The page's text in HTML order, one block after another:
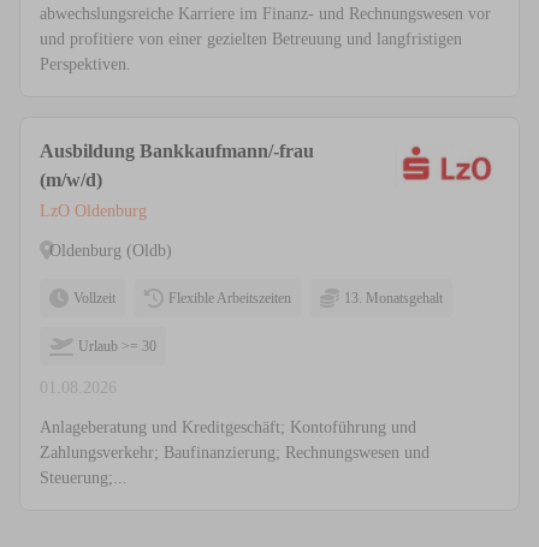
abwechslungsreiche Karriere im Finanz- und Rechnungswesen vor
und profitiere von einer gezielten Betreuung und langfristigen
Perspektiven.
Ausbildung Bankkaufmann/-frau
(m/w/d)
LzO Oldenburg
Oldenburg (Oldb)
Vollzeit Flexible Arbeitszeiten 13. Monatsgehalt
Urlaub >= 30
01.08.2026
Anlageberatung und Kreditgeschäft; Kontoführung und
Zahlungsverkehr; Baufinanzierung; Rechnungswesen und
Steuerung;...